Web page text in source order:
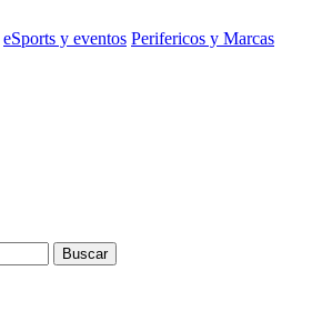
eSports y eventos Perifericos y Marcas